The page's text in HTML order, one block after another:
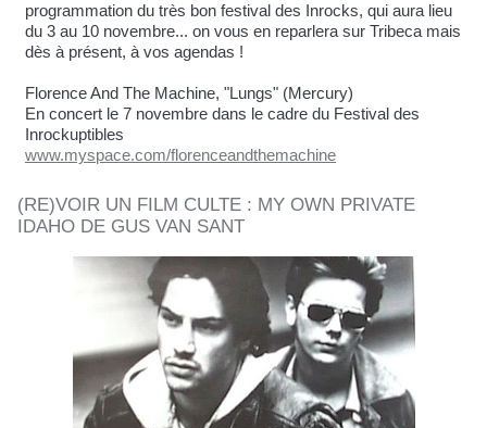
programmation du très bon festival des Inrocks, qui aura lieu
du 3 au 10 novembre... on vous en reparlera sur Tribeca mais
dès à présent, à vos agendas !
Florence And The Machine, "Lungs" (Mercury)
En concert le 7 novembre dans le cadre du Festival des
Inrockuptibles
www.myspace.com/florenceandthemachine
(RE)VOIR UN FILM CULTE : MY OWN PRIVATE
IDAHO DE GUS VAN SANT